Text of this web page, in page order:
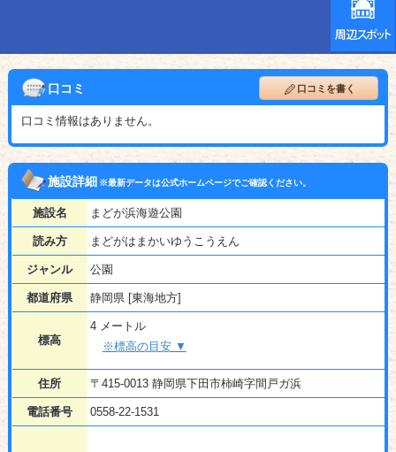
口コミ 口コミを書く
口コミ情報はありません。
施設詳細※最新データは公式ホームページでご確認ください。
施設名 まどが浜海遊公園
読み方 まどがはまかいゆうこうえん
ジャンル 公園
都道府県 静岡県 [東海地方]
標高
4 メートル
※標高の目安 ▼
住所 〒415-0013 静岡県下田市柿崎字間戸ガ浜
電話番号 0558-22-1531